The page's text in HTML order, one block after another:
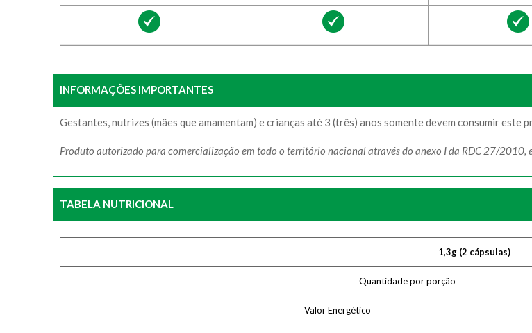
INFORMAÇÕES IMPORTANTES
Gestantes, nutrizes (mães que amamentam) e crianças até 3 (três) anos somente devem consumir
Produto autorizado para comercialização em todo o território nacional através do anexo I da RDC 27/2010,
TABELA NUTRICIONAL
1,3g (2 cápsulas)
Quantidade por porção
Valor Energético